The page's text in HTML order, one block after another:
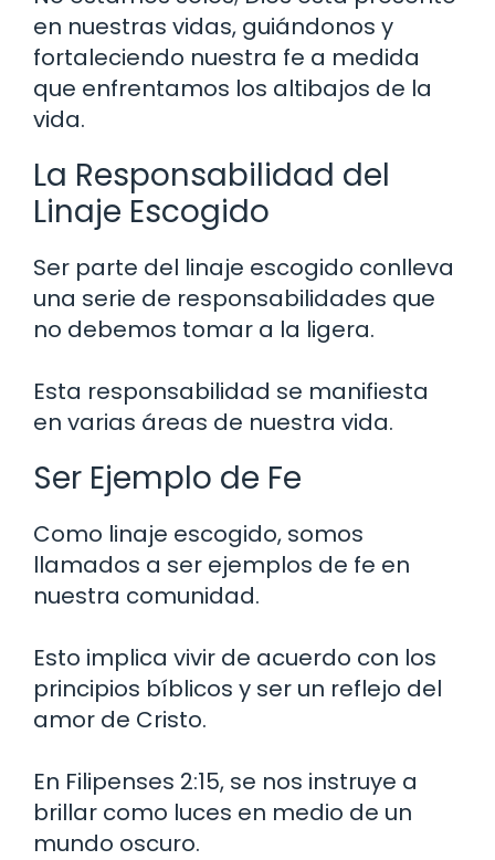
en nuestras vidas, guiándonos y
fortaleciendo nuestra fe a medida
que enfrentamos los altibajos de la
vida.
La Responsabilidad del
Linaje Escogido
Ser parte del linaje escogido conlleva
una serie de responsabilidades que
no debemos tomar a la ligera.
Esta responsabilidad se manifiesta
en varias áreas de nuestra vida.
Ser Ejemplo de Fe
Como linaje escogido, somos
llamados a ser ejemplos de fe en
nuestra comunidad.
Esto implica vivir de acuerdo con los
principios bíblicos y ser un reflejo del
amor de Cristo.
En Filipenses 2:15, se nos instruye a
brillar como luces en medio de un
mundo oscuro.